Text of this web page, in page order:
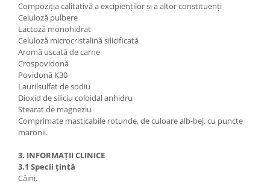
Compoziția calitativă a excipienților și a altor constituenți
Celuloză pulbere
Lactoză monohidrat
Celuloză microcristalină silicificată
Aromă uscată de carne
Crospovidonă
Povidonă K30
Laurilsulfat de sodiu
Dioxid de siliciu coloidal anhidru
Stearat de magneziu
Comprimate masticabile rotunde, de culoare alb-bej, cu puncte
maronii.
3. INFORMAȚII CLINICE
3.1 Specii țintă
Câini.